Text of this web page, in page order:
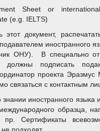
Sheet or
(e.g. IELTS)
этот документ,
иностранного
ОНУ). В специально
должны подписать
проекта
связаться с контактным
иностранного языка
образца,
пр. Сертификаты